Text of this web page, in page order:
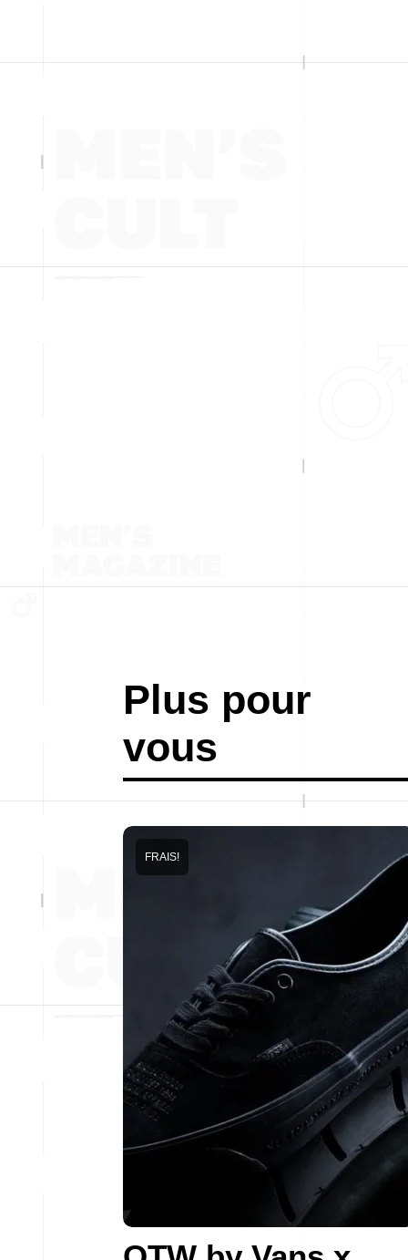
Plus pour
vous
FRAIS!